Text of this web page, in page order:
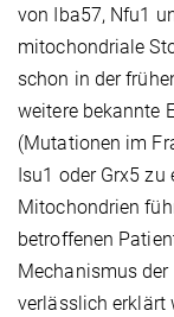
von Iba57, Nfu1
mitochondriale
schon in der
weitere bekannte
(Mutationen im
Isu1 oder Grx5 zu
Mitochondrien
betroffenen
Mechanismus der
verlässlich erklärt